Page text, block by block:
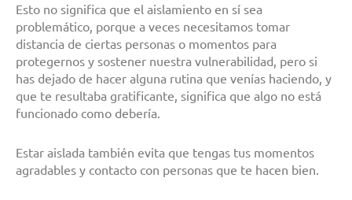
Esto no significa que el aislamiento en sí sea
problemático, porque a veces necesitamos tomar
distancia de ciertas personas o momentos para
protegernos y sostener nuestra vulnerabilidad, pero si
has dejado de hacer alguna rutina que venías haciendo, y
que te resultaba gratificante, significa que algo no está
funcionado como debería.
Estar aislada también evita que tengas tus momentos
agradables y contacto con personas que te hacen bien.